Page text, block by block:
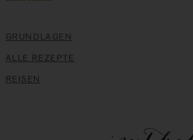
GRUNDLAGEN
ALLE REZEPTE
REISEN